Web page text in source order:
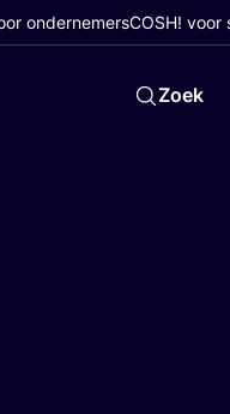
ondernemersCOSH! voor
Zoek